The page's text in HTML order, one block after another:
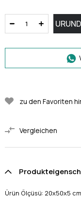
zu den Favoriten
Vergleichen
Ürün Ölçüsü: 20x50x5 cm